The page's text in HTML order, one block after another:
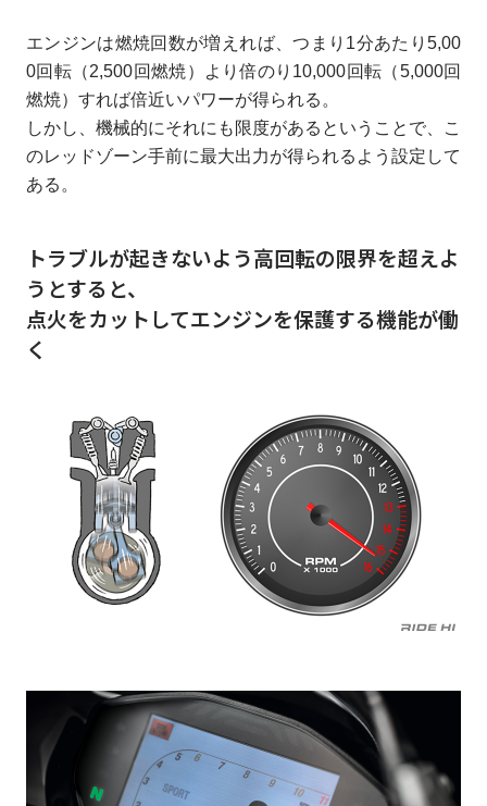
エンジンは燃焼回数が増えれば、つまり1分あたり5,00
0回転（2,500回燃焼）より倍のり10,000回転（5,000回
燃焼）すれば倍近いパワーが得られる。
しかし、機械的にそれにも限度があるということで、こ
のレッドゾーン手前に最大出力が得られるよう設定して
ある。
トラブルが起きないよう高回転の限界を超えよ
うとすると、
点火をカットしてエンジンを保護する機能が働
く